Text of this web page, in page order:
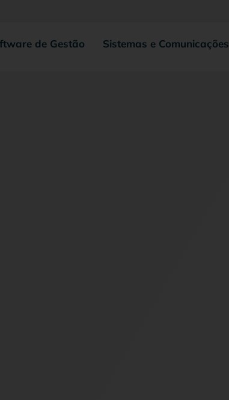
de Gestão Sistemas e Comunicações